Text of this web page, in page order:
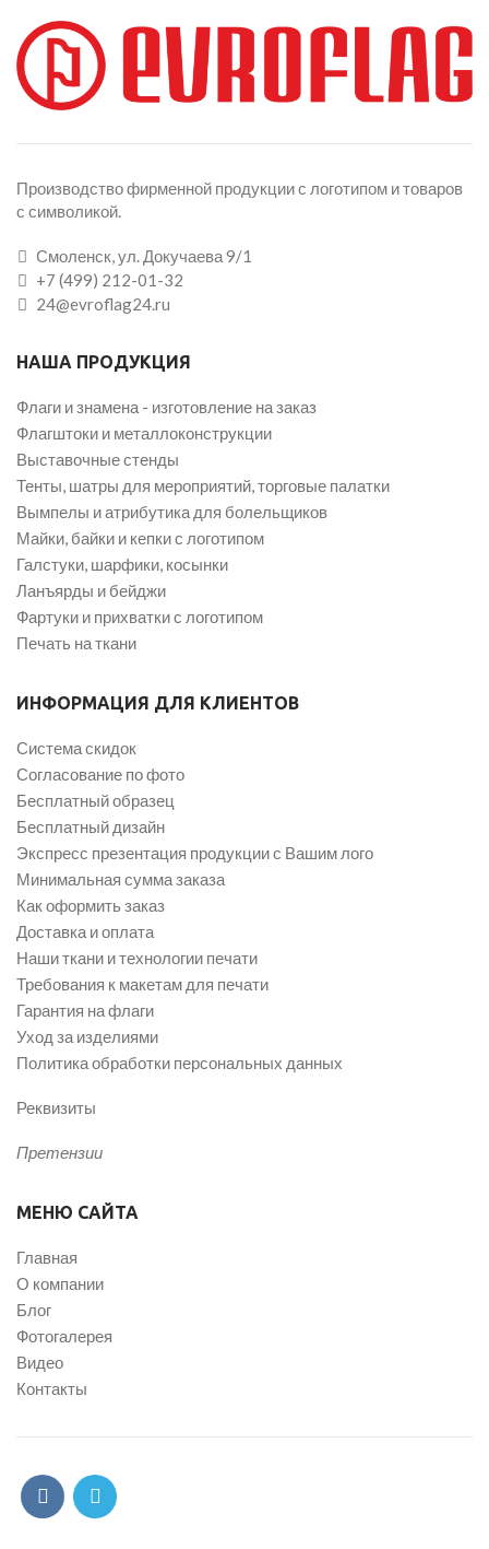
Производство фирменной продукции с логотипом и товаров
с символикой.
Смоленск, ул. Докучаева 9/1
+7 (499) 212-01-32
24@evroflag24.ru
НАША ПРОДУКЦИЯ
Флаги и знамена - изготовление на заказ
Флагштоки и металлоконструкции
Выставочные стенды
Тенты, шатры для мероприятий, торговые палатки
Вымпелы и атрибутика для болельщиков
Майки, байки и кепки с логотипом
Галстуки, шарфики, косынки
Ланъярды и бейджи
Фартуки и прихватки с логотипом
Печать на ткани
ИНФОРМАЦИЯ ДЛЯ КЛИЕНТОВ
Система скидок
Согласование по фото
Бесплатный образец
Бесплатный дизайн
Экспресс презентация продукции с Вашим лого
Минимальная сумма заказа
Как оформить заказ
Доставка и оплата
Наши ткани и технологии печати
Требования к макетам для печати
Гарантия на флаги
Уход за изделиями
Политика обработки персональных данных
Реквизиты
Претензии
МЕНЮ САЙТА
Главная
О компании
Блог
Фотогалерея
Видео
Контакты